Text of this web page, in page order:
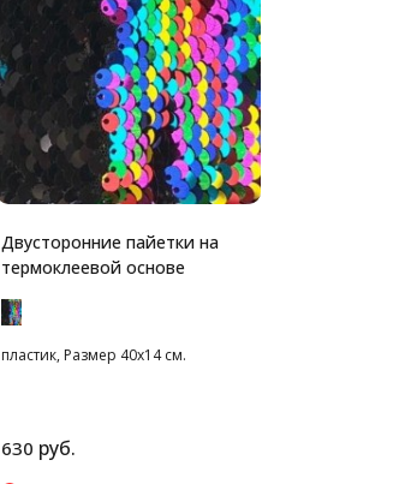
Двусторонние пайетки на
термоклеевой основе
пластик, Размер 40х14 см.
630 руб.